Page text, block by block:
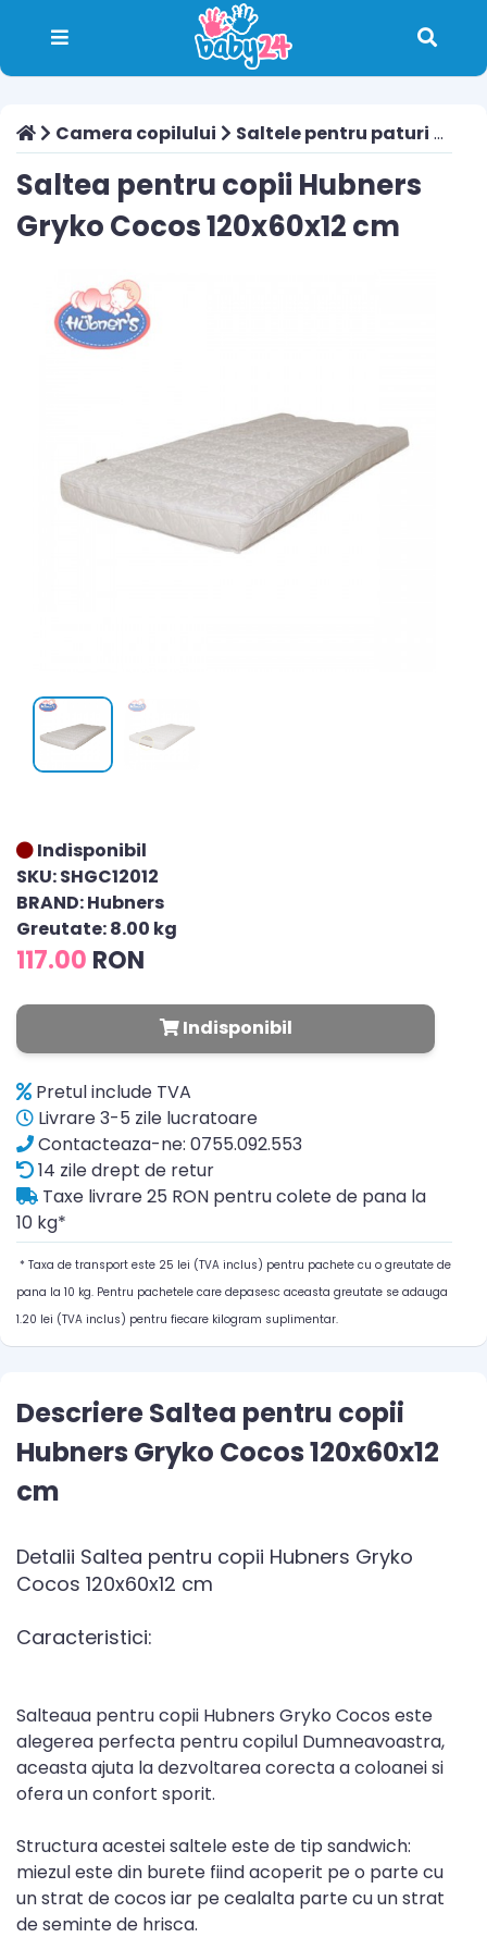
Camera copilului Saltele pentru paturi
Saltea pentru copii Hubners
Gryko Cocos 120x60x12 cm
Indisponibil
SKU: SHGC12012
BRAND: Hubners
Greutate: 8.00 kg
117.00 RON
Indisponibil
Pretul include TVA
Livrare 3-5 zile lucratoare
Contacteaza-ne: 0755.092.553
14 zile drept de retur
Taxe livrare 25 RON pentru colete de pana la
10 kg*
* Taxa de transport este 25 lei (TVA inclus) pentru pachete cu o greutate de
pana la 10 kg. Pentru pachetele care depasesc aceasta greutate se adauga
1.20 lei (TVA inclus) pentru fiecare kilogram suplimentar.
Descriere Saltea pentru copii
Hubners Gryko Cocos 120x60x12
cm
Detalii Saltea pentru copii Hubners Gryko
Cocos 120x60x12 cm
Caracteristici:
Salteaua pentru copii Hubners Gryko Cocos este
alegerea perfecta pentru copilul Dumneavoastra,
aceasta ajuta la dezvoltarea corecta a coloanei si
ofera un confort sporit.
Structura acestei saltele este de tip sandwich:
miezul este din burete fiind acoperit pe o parte cu
un strat de cocos iar pe cealalta parte cu un strat
de seminte de hrisca.